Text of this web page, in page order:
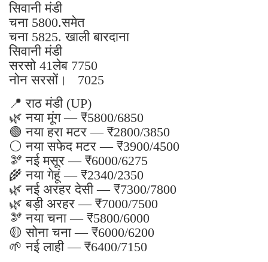
सिवानी मंडी
चना 5800.समेत
चना 5825. खाली बारदाना
सिवानी मंडी
सरसो 41लेब 7750
नोन सरसों। 7025
📍 राठ मंडी (UP)
🌿 नया मूंग — ₹5800/6850
🟢 नया हरा मटर — ₹2800/3850
⚪ नया सफेद मटर — ₹3900/4500
🫘 नई मसूर — ₹6000/6275
🌾 नया गेहूं — ₹2340/2350
🌿 नई अरहर देसी — ₹7300/7800
🌿 बड़ी अरहर — ₹7000/7500
🫘 नया चना — ₹5800/6000
🟡 सोना चना — ₹6000/6200
🌱 नई लाही — ₹6400/7150